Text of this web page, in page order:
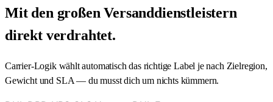
Mit den großen Versanddienstleistern
direkt verdrahtet.
Carrier-Logik wählt automatisch das richtige Label je nach Zielregion,
Gewicht und SLA — du musst dich um nichts kümmern.